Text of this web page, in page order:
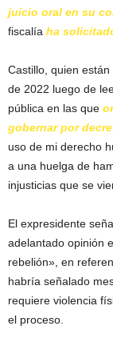
juicio oral en su
fiscalía ha
Castillo, quien
de 2022 luego de
pública en las que
gobernar por
uso de mi derecho
a una huelga de
injusticias que se
El expresidente
adelantado opinión
rebelión», en
habría señalado
requiere violencia
el proceso.